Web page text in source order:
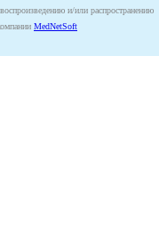
и/или распространению
MedNetSoft